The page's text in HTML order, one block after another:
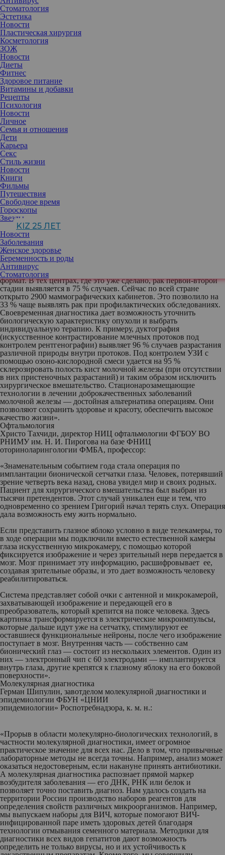
Стоматология
Эстетика
Новости
Пластическая хирургия
Косметология
ЗОЖ
Новости
Диеты
Фитнес
Здоровое питание
Витамины и добавки
Рецепты
Психология
Новости
Личное
Семья и отношения
Дети
Карьера
Секс
Стиль жизни
Новости
Книги
Фильмы
Путешествия
Свободное время
Гороскопы
Звезды
KIZ 25 ЛЕТ
Новости
Заболевания
Женское здоровье
Беременность и роды
Антивирус
Стоматология
Маммология
Надежда Рожкова
онкологии репродуктивных органов МНИОИ им. П. А. Герцена,
президент Российской ассоциации маммологов, д. м. н.,
профессор:
«Перед российской маммологией стоит амбициозная цель —
перевести весь парк маммографических аппаратов в цифровой
формат. В тех центрах, где это уже сделано, рак первой-второй
стадии выявляется в 75 % случаев. Сейчас по всей стране
открыто 2900 маммографических кабинетов. Это позволило на
33 % чаще выявлять рак при профилактических обследованиях.
Своевременная диагностика дает возможность уточнить
биологическую характеристику опухоли и выбрать
индивидуальную терапию. К примеру, дуктография
(искусственное контрастирование млечных протоков под
контролем рентгенографии) выявляет 96 % случаев разрастания
различной природы внутри протоков. Под контролем УЗИ с
помощью озоно-кислородной смеси удается на 95 %
склерозировать полость кист молочной железы (при отсутствии
в них пристеночных разрастаний) и таким образом исключить
хирургическое вмешательство. Стационарозамещающие
технологии в лечении доброкачественных заболеваний
молочной железы — достойная альтернатива операциям. Они
позволяют сохранить здоровье и красоту, обеспечить высокое
качество жизни».
Офтальмология
Христо Тахчиди, директор НИЦ офтальмологии ФГБОУ ВО
РНИМУ им. Н. И. Пирогова на базе ФНИЦ
оториноларингологии ФМБА, профессор:
«Знаменательным событием года стала операция по
имплантации бионической сетчатки глаза. Человек, потерявший
зрение четверть века назад, снова увидел мир и своих родных.
Пациент для хирургического вмешательства был выбран из
тысячи претендентов. Этот случай уникален еще и тем, что
одновременно со зрением Григорий начал терять слух. Операция
дала возможность ему жить нормально.
Если представить глазное яблоко условно в виде телекамеры, то
в ходе операции мы подключили вместо естественной камеры
глаза искусственную микрокамеру, с помощью которой
фиксируется изображение и через зрительный нерв передается в
мозг. Мозг принимает эту информацию, расшифровывает ее,
создавая зрительные образы, и это дает возможность человеку
реабилитироваться.
Система представляет собой очки с антенной и микрокамерой,
захватывающей изображение и передающей его в
преобразователь, который крепится на поясе человека. Здесь
картинка трансформируется в электрические микроимпульсы,
которые дальше идут уже на сетчатку, стимулируют ее
оставшиеся функциональные нейроны, после чего изображение
поступает в мозг. Внутренняя часть — собственно сам
бионический глаз — состоит из нескольких элементов. Один из
них — электронный чип с 60 электродами — имплантируется
внутрь глаза, другие крепятся к глазному яблоку на его боковой
поверхности».
Молекулярная диагностика
Герман Шипулин, завотделом молекулярной диагностики и
эпидемиологии ФБУН «ЦНИИ
эпидемиологии» Роспотребнадзора, к. м. н.:
«Прорыв в области молекулярно-биологических технологий, в
частности молекулярной диагностики, имеет огромное
практическое значение для всех нас. Дело в том, что привычные
лабораторные методы не всегда точны. Например, анализ может
оказаться недостоверным, если накануне принять антибиотики.
А молекулярная диагностика распознает прямой маркер
возбудителя заболевания — его ДНК, РНК или белок и
позволяет точно поставить диагноз. Нам удалось создать на
территории России производство наборов реагентов для
определения свойств различных микроорганизмов. Например,
мы выпускаем наборы для ВИЧ, которые помогают ВИЧ-
инфицированной паре иметь здоровых детей благодаря
технологии отмывания семенного материала. Методики для
диагностики всех видов гепатитов дают возможность
определить не только вирусы, но и их устойчивость к